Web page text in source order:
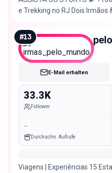
e Trekking no RJ Dois Irmãos
#13
Micro
E-Mail erhalten
33.3K
Follower
-
Durchschn. Aufrufe
Viagens | Experiências